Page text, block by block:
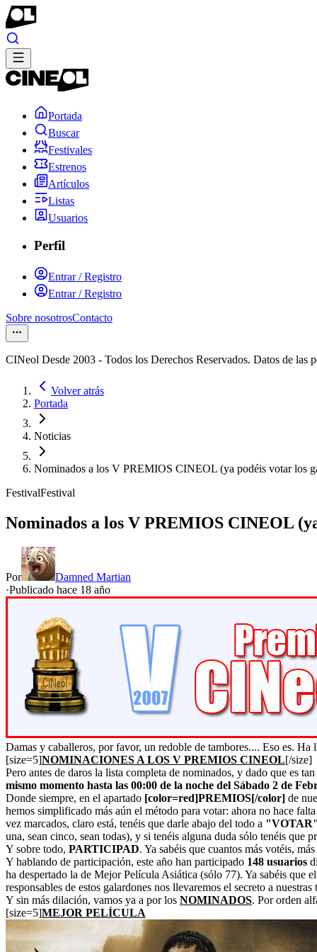
Portada
Buscar
Festivales
Estrenos
Artículos
Listas
Usuarios
Perfil
Entrar / Registro
Entrar / Registro
Sobre nosotrosContacto
CINeol Desde 2003 - Todos los Derechos Reservados. Datos de
Volver atrás
Portada
Noticias
Nominados a los V PREMIOS CINEOL (ya podéis votar los
FestivalFestival
Nominados a los V PREMIOS CINEOL
Por
Damned Martian
·Publicado hace 18 año
Damas y caballeros, por favor, un redoble de tambores.... Eso es. Ha
[size=5]NOMINACIONES A LOS V PREMIOS CINEOL[/size]
Pero antes de daros la lista completa de nominados, y dado que es
mismo momento hasta las 00:00 de la noche del Sábado 2 de
Donde siempre, en el apartado [color=red]PREMIOS[/color] de
hemos simplificado más aún el método para votar: ahora no hace
vez marcados, claro está, tenéis que darle abajo del todo a
una, sean cinco, sean todas), y si tenéis alguna duda sólo tenéis que
Y sobre todo, PARTICIPAD. Ya sabéis que cuantos más votéis,
Y hablando de participación, este año han participado 148 usuarios
ha despertado la de Mejor Película Asiática (sólo 77). Ya sabéis que
responsables de estos galardones nos llevaremos el secreto a
Y sin más dilación, vamos ya a por los NOMINADOS. Por orden
[size=5]MEJOR PELÍCULA